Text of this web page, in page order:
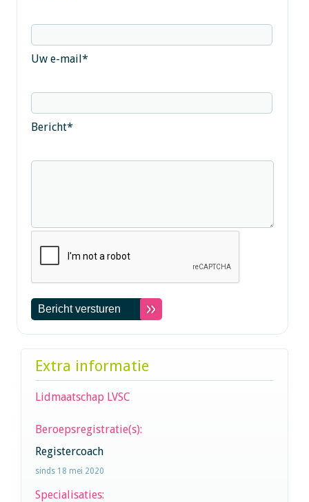
Uw e-mail*
Bericht*
Extra informatie
Lidmaatschap LVSC
Beroepsregistratie(s):
Registercoach
sinds 18 mei 2020
Specialisaties: